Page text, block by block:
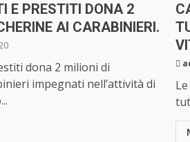
E PRESTITI DONA 2
AI CARABINIERI.
dona 2 milioni di
impegnati nell’attività di